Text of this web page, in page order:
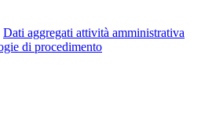
Dati aggregati attività amministrativa
di procedimento